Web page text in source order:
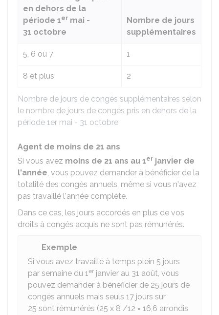
Nombre de jours de congés supplémentaires selon
le nombre de jours de congés pris en dehors de la
période 1er mai - 31 octobre
en dehors de la
période 1er mai -
31 octobre
Nombre de jours
supplémentaires
5, 6 ou 7 1
8 et plus 2
Agent de moins de 21 ans
Si vous avez moins de 21 ans au 1er janvier de
l'année, vous pouvez demander à bénéficier de la
totalité des congés annuels, même si vous n'avez
pas travaillé l'année complète.
Dans ce cas, les jours accordés en plus de vos
droits à congés acquis ne sont pas rémunérés.
Exemple
Si vous avez travaillé à temps plein 5 jours
par semaine du 1er janvier au 31 août, vous
pouvez demander à bénéficier de 25 jours de
congés annuels mais seuls 17 jours sur
25 sont rémunérés (25 x 8 /12 = 16,6 arrondis